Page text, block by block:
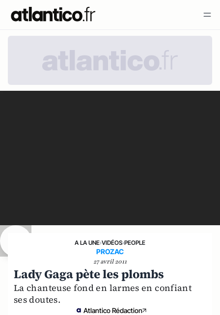
A LA UNE›VIDÉOS›PEOPLE
PROZAC
27 avril 2011
Lady Gaga pète les plombs
La chanteuse fond en larmes en confiant
ses doutes.
Atlantico Rédaction